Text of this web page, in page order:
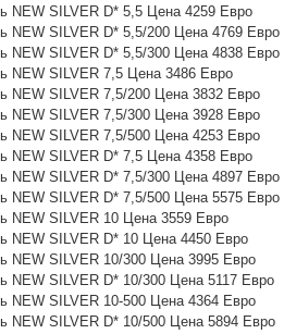
NEW SILVER D* 5,5 Цена 4259 Евро
NEW SILVER D* 5,5/200 Цена 4769 Евро
NEW SILVER D* 5,5/300 Цена 4838 Евро
NEW SILVER 7,5 Цена 3486 Евро
NEW SILVER 7,5/200 Цена 3832 Евро
NEW SILVER 7,5/300 Цена 3928 Евро
NEW SILVER 7,5/500 Цена 4253 Евро
NEW SILVER D* 7,5 Цена 4358 Евро
NEW SILVER D* 7,5/300 Цена 4897 Евро
NEW SILVER D* 7,5/500 Цена 5575 Евро
NEW SILVER 10 Цена 3559 Евро
NEW SILVER D* 10 Цена 4450 Евро
NEW SILVER 10/300 Цена 3995 Евро
SILVER D* 10/300 Цена 5117 Евро
NEW SILVER 10-500 Цена 4364 Евро
NEW SILVER D* 10/500 Цена 5894 Евро